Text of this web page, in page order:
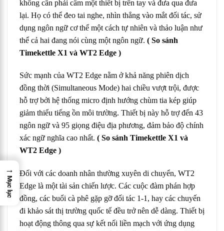
không cần phải cầm một thiết bị trên tay và đưa qua đưa
lại. Họ có thể đeo tai nghe, nhìn thẳng vào mắt đối tác, sử
dụng ngôn ngữ cơ thể một cách tự nhiên và thảo luận như
thể cả hai đang nói cùng một ngôn ngữ. ( So sánh
Timekettle X1 và WT2 Edge )
Sức mạnh của WT2 Edge nằm ở khả năng phiên dịch
đồng thời (Simultaneous Mode) hai chiều vượt trội, được
hỗ trợ bởi hệ thống micro định hướng chùm tia kép giúp
giảm thiểu tiếng ồn môi trường. Thiết bị này hỗ trợ đến 43
ngôn ngữ và 95 giọng điệu địa phương, đảm bảo độ chính
xác ngữ nghĩa cao nhất. ( So sánh Timekettle X1 và
WT2 Edge )
Đối với các doanh nhân thường xuyên di chuyển, WT2
Edge là một tài sản chiến lược. Các cuộc đàm phán hợp
đồng, các buổi cà phê gặp gỡ đối tác 1-1, hay các chuyến
đi khảo sát thị trường quốc tế đều trở nên dễ dàng. Thiết bị
hoạt động thông qua sự kết nối liền mạch với ứng dụng
→
Mục lục